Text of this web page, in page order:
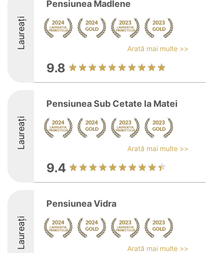
Laureați
Pensiunea Madlene
Arată mai multe >>
9.8
Laureați
Pensiunea Sub Cetate la Matei
Arată mai multe >>
9.4
Laureați
Pensiunea Vidra
Arată mai multe >>